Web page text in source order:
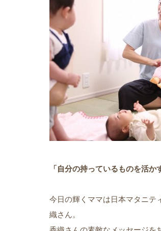
「自分の持っているものを活か
今日の輝くママは日本マタニテ
織さん。